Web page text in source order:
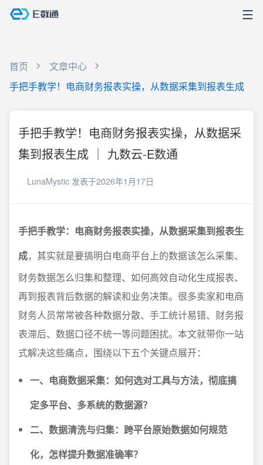
首页
文章中心
手把手教学！电商财务报表实操，从数据采集到报表生成
手把手教学！电商财务报表实操，从数据采
集到报表生成 ｜ 九数云-E数通
LunaMystic 发表于2026年1月17日
手把手教学：电商财务报表实操，从数据采集到报表生
成，其实就是要搞明白电商平台上的数据该怎么采集、
财务数据怎么归集和整理、如何高效自动化生成报表、
再到报表背后数据的解读和业务决策。很多卖家和电商
财务人员常常被各种数据分散、手工统计易错、财务报
表滞后、数据口径不统一等问题困扰。本文就带你一站
式解决这些痛点，围绕以下五个关键点展开：
一、电商数据采集：如何选对工具与方法，彻底搞
定多平台、多系统的数据源？
二、数据清洗与归集：跨平台原始数据如何规范
化，怎样提升数据准确率？